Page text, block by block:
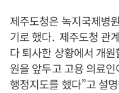
제주도청은 녹지국제병
기로 했다. 제주도청 관
다 퇴사한 상황에서 개
원을 앞두고 고용 의료
행정지도를 했다”고 설